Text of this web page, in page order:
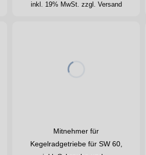
inkl. 19% MwSt. zzgl. Versand
Mitnehmer für
Kegelradgetriebe für SW 60,